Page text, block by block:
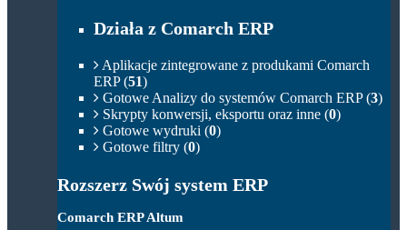
Działa z Comarch ERP
Aplikacje zintegrowane z produkami Comarch
ERP (51)
Gotowe Analizy do systemów Comarch ERP (3)
Skrypty konwersji, eksportu oraz inne (0)
Gotowe wydruki (0)
Gotowe filtry (0)
Rozszerz Swój system ERP
Comarch ERP Altum